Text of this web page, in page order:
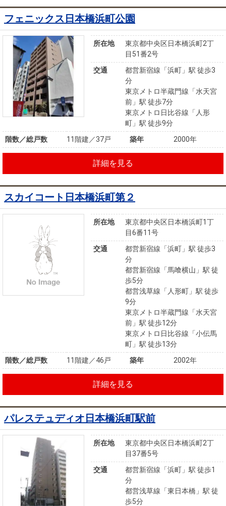
フェニックス日本橋浜町公園
所在地
東京都中央区日本橋浜町2丁
目51番2号
交通
都営新宿線「浜町」駅 徒歩3
分
東京メトロ半蔵門線「水天宮
前」駅 徒歩7分
東京メトロ日比谷線「人形
町」駅 徒歩9分
階数／総戸数
11階建／37戸 築年 2000年
詳細を見る
スカイコート日本橋浜町第２
所在地
東京都中央区日本橋浜町1丁
目6番11号
交通
都営新宿線「浜町」駅 徒歩3
分
都営新宿線「馬喰横山」駅 徒
歩5分
都営浅草線「人形町」駅 徒歩
9分
東京メトロ半蔵門線「水天宮
前」駅 徒歩12分
東京メトロ日比谷線「小伝馬
町」駅 徒歩13分
階数／総戸数
11階建／46戸 築年 2002年
詳細を見る
パレステュディオ日本橋浜町駅前
所在地
東京都中央区日本橋浜町2丁
目37番5号
交通
都営新宿線「浜町」駅 徒歩1
分
都営浅草線「東日本橋」駅 徒
歩5分